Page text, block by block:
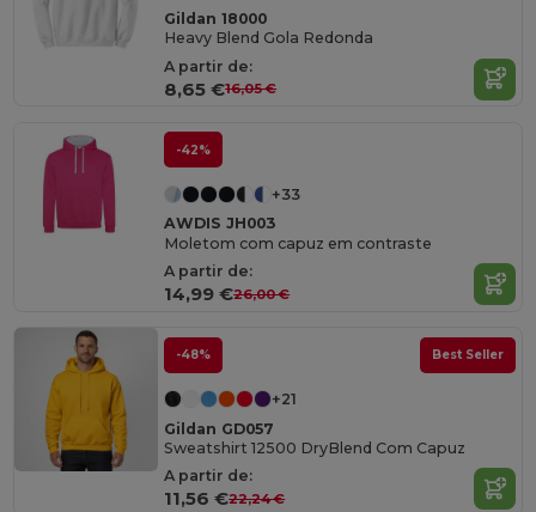
Gildan 18000
Heavy Blend Gola Redonda
A partir de:
8,65 €16,05 €
-42%
+33
AWDIS JH003
Moletom com capuz em contraste
A partir de:
14,99 €26,00 €
-48% Best Seller
+21
Gildan GD057
Sweatshirt 12500 DryBlend Com Capuz
A partir de:
11,56 €22,24 €